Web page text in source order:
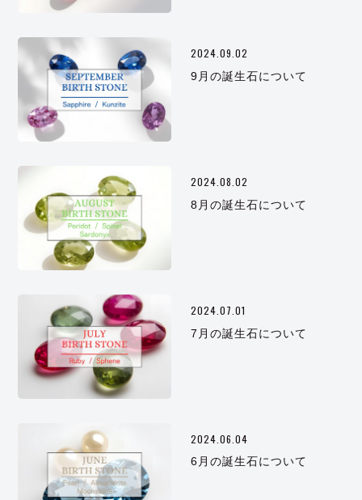
2024.09.02
9月の誕生石について
2024.08.02
8月の誕生石について
2024.07.01
7月の誕生石について
2024.06.04
6月の誕生石について